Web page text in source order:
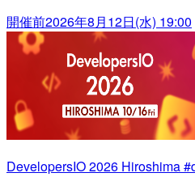
開催前2026年8月12日(水) 19:00
DevelopersIO 2026 Hiroshima